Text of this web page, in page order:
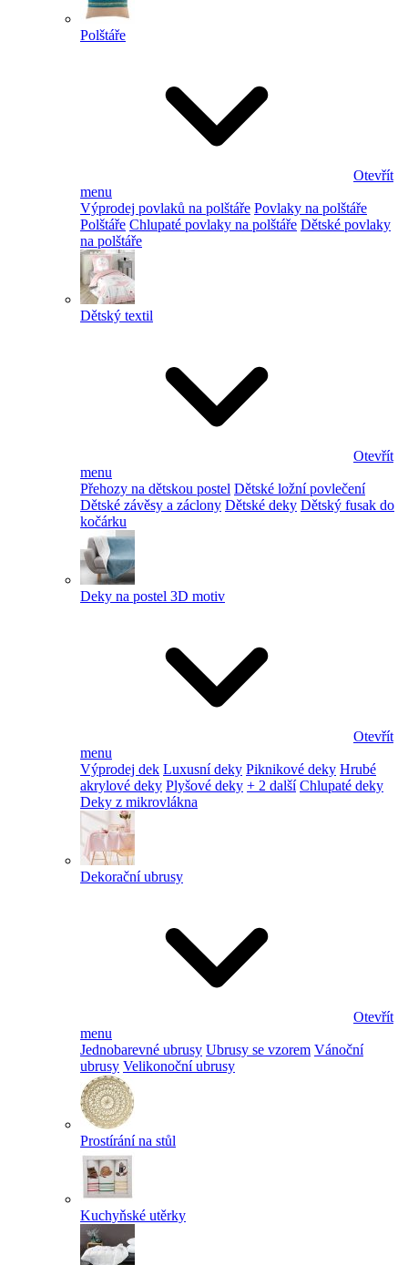
Polštáře
Otevřít
menu
Výprodej povlaků na polštáře Povlaky na polštáře
Polštáře Chlupaté povlaky na polštáře Dětské povlaky
na polštáře
Dětský textil
Otevřít
menu
Přehozy na dětskou postel Dětské ložní povlečení
Dětské závěsy a záclony Dětské deky Dětský fusak do
kočárku
Deky na postel 3D motiv
Otevřít
menu
Výprodej dek Luxusní deky Piknikové deky Hrubé
akrylové deky Plyšové deky + 2 další Chlupaté deky
Deky z mikrovlákna
Dekorační ubrusy
Otevřít
menu
Jednobarevné ubrusy Ubrusy se vzorem Vánoční
ubrusy Velikonoční ubrusy
Prostírání na stůl
Kuchyňské utěrky